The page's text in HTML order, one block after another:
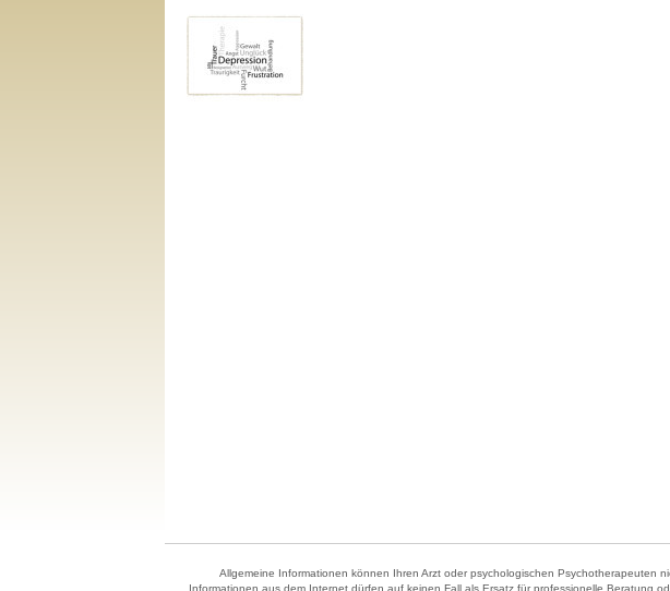
Allgemeine Informationen können Ihren Arzt oder psychologischen Psychotherapeuten
Informationen aus dem Internet dürfen auf keinen Fall als Ersatz für professionelle Beratung